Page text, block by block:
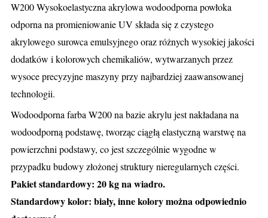
W200 Wysokoelastyczna akrylowa wodoodporna powłoka
odporna na promieniowanie UV składa się z czystego
akrylowego surowca emulsyjnego oraz różnych wysokiej jakości
dodatków i kolorowych chemikaliów, wytwarzanych przez
wysoce precyzyjne maszyny przy najbardziej zaawansowanej
technologii.
Wodoodporna farba W200 na bazie akrylu jest nakładana na
wodoodporną podstawę, tworząc ciągłą elastyczną warstwę na
powierzchni podstawy, co jest szczególnie wygodne w
przypadku budowy złożonej struktury nieregularnych części.
Pakiet standardowy: 20 kg na wiadro.
Standardowy kolor: biały, inne kolory można odpowiednio